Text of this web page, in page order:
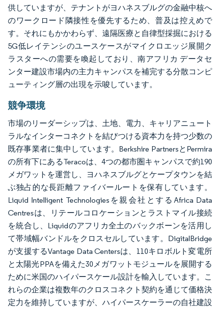
供していますが、テナントがヨハネスブルグの金融中核へ
のワークロード隣接性を優先するため、普及は控えめで
す。それにもかかわらず、遠隔医療と自律型採掘における
5G低レイテンシのユースケースがマイクロエッジ展開ク
ラスターへの需要を喚起しており、南アフリカ データセ
ンター建設市場内の主力キャンパスを補完する分散コンピ
ューティング層の出現を示唆しています。
競争環境
市場のリーダーシップは、土地、電力、キャリアニュート
ラルなインターコネクトを結びつける資本力を持つ少数の
既存事業者に集中しています。Berkshire PartnersとPermira
の所有下にあるTeracoは、4つの都市圏キャンパスで約190
メガワットを運営し、ヨハネスブルグとケープタウンを結
ぶ独占的な長距離ファイバールートを保有しています。
Liquid Intelligent Technologiesを親会社とするAfrica Data
Centresは、リテールコロケーションとラストマイル接続
を統合し、Liquidのアフリカ全土のバックボーンを活用し
て帯域幅バンドルをクロスセルしています。DigitalBridge
が支援するVantage Data Centersは、110キロボルト変電所
と太陽光PPAを備えた30メガワットモジュールを展開する
ために米国のハイパースケール設計を輸入しています。こ
れらの企業は複数年のクロスコネクト契約を通じて価格決
定力を維持していますが、ハイパースケーラーの自社建設